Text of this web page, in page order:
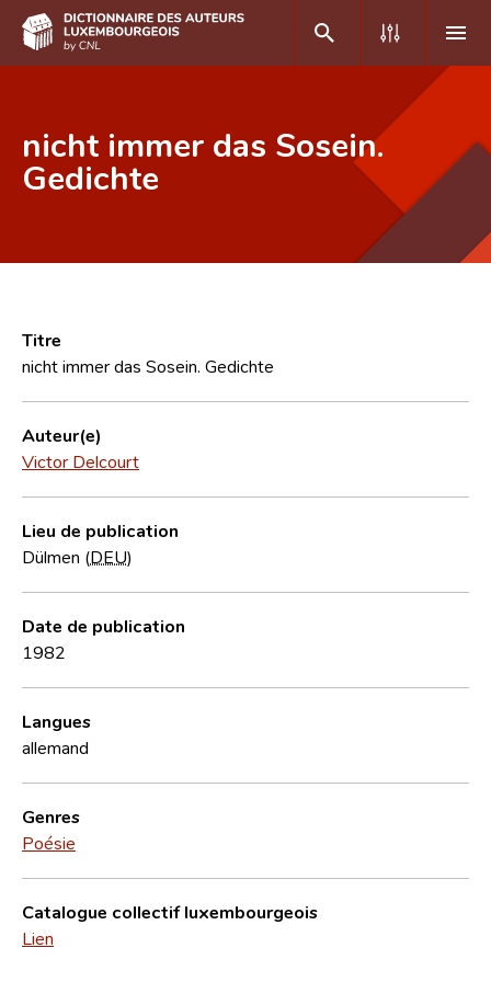
DE
Foire aux questions
CNL
Équipe scientifique
Contact
nicht immer das Sosein.
Gedichte
Titre
nicht immer das Sosein. Gedichte
Auteur(e)
Victor Delcourt
Lieu de publication
Dülmen (DEU)
Date de publication
1982
Langues
allemand
Genres
Poésie
Catalogue collectif luxembourgeois
Lien